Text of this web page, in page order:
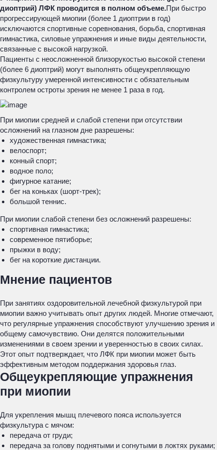
диоптрий) ЛФК проводится в полном объеме.При быстро
прогрессирующей миопии (более 1 диоптрии в год)
исключаются спортивные соревнования, борьба, спортивная
гимнастика, силовые упражнения и иные виды деятельности,
связанные с высокой нагрузкой.
Пациенты с неосложненной близорукостью высокой степени
(более 6 диоптрий) могут выполнять общеукрепляющую
физкультуру умеренной интенсивности с обязательным
контролем остроты зрения не менее 1 раза в год.
При миопии средней и слабой степени при отсутствии
осложнений на глазном дне разрешены:
художественная гимнастика;
велоспорт;
конный спорт;
водное поло;
фигурное катание;
бег на коньках (шорт-трек);
большой теннис.
При миопии слабой степени без осложнений разрешены:
спортивная гимнастика;
современное пятиборье;
прыжки в воду;
бег на короткие дистанции.
Мнение пациентов
При занятиях оздоровительной лечебной физкультурой при
миопии важно учитывать опыт других людей. Многие отмечают,
что регулярные упражнения способствуют улучшению зрения и
общему самочувствию. Они делятся положительными
изменениями в своем зрении и уверенностью в своих силах.
Этот опыт подтверждает, что ЛФК при миопии может быть
эффективным методом поддержания здоровья глаз.
Общеукрепляющие упражнения
при миопии
Для укрепления мышц плечевого пояса используется
физкультура с мячом:
передача от груди;
передача за голову поднятыми и согнутыми в локтях руками;